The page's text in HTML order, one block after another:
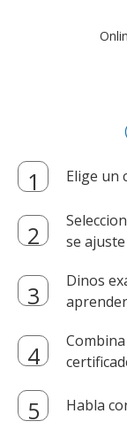
Elige un
se
Dinos
Habla